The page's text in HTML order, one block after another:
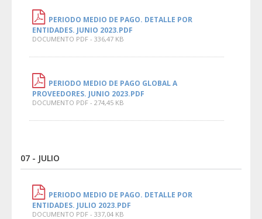
PERIODO MEDIO DE PAGO. DETALLE POR
ENTIDADES. JUNIO 2023.PDF
DOCUMENTO PDF - 336,47 KB
PERIODO MEDIO DE PAGO GLOBAL A
PROVEEDORES. JUNIO 2023.PDF
DOCUMENTO PDF - 274,45 KB
07 - JULIO
PERIODO MEDIO DE PAGO. DETALLE POR
ENTIDADES. JULIO 2023.PDF
DOCUMENTO PDF - 337,04 KB